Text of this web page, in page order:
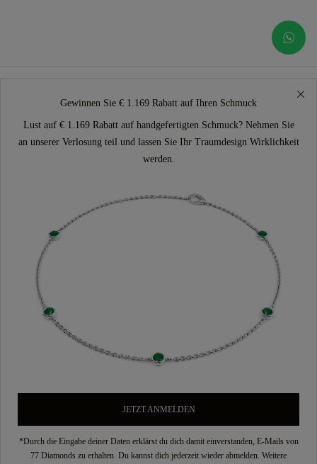
Gewinnen Sie € 1.169 Rabatt auf Ihren Schmuck
Lust auf € 1.169 Rabatt auf handgefertigten Schmuck? Nehmen Sie
an unserer Verlosung teil und lassen Sie Ihr Traumdesign Wirklichkeit
werden.
JETZT ANMELDEN
*Durch die Eingabe deiner Daten erklärst du dich damit einverstanden, E-Mails von
77 Diamonds zu erhalten. Du kannst dich jederzeit wieder abmelden. Weitere